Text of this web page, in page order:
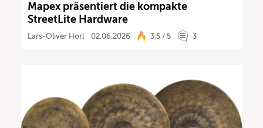
Mapex präsentiert die kompakte
StreetLite Hardware
Lars-Oliver Horl 02.06.2026 3,5 / 5 3